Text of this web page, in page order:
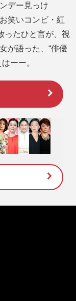
デー見っけ
笑いコンビ・紅
ったひと言が、視
が語った、“俳優
ーー。